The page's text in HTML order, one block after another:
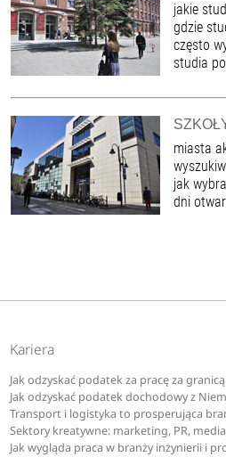
jakie
gdzie
często
studia
miasta
jak
dni
Kariera
Jak odzyskać podatek za pracę za granicą
Jak odzyskać podatek dochodowy z
Transport i logistyka to prosperująca
Sektory kreatywne: marketing, PR,
Jak wygląda praca w branży inżynierii i